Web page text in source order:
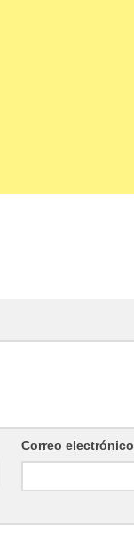
Correo electrónico